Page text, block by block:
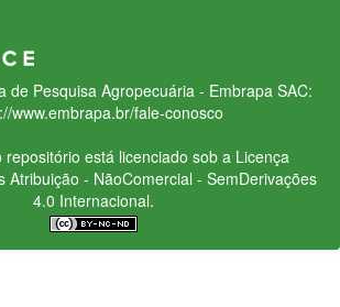
de Pesquisa Agropecuária - Embrapa SAC:
www.embrapa.br/fale-conosco
está licenciado sob a Licença
Atribuição - NãoComercial - SemDerivações
4.0 Internacional.